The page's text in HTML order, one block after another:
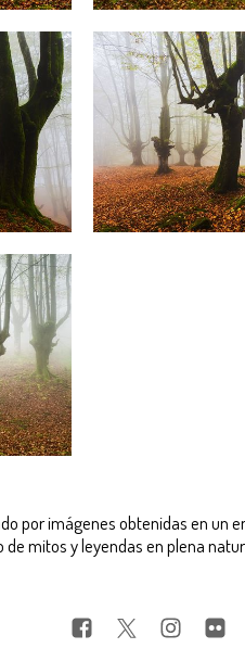
por imágenes obtenidas en un
mitos y leyendas en plena